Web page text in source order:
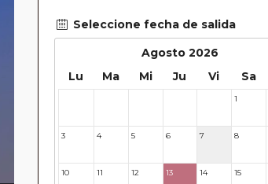
Seleccione fecha de salida
Agosto 2026
Lu Ma Mi Ju Vi Sa
1
3 4 5 6 7 8
10 11 12 13 14 15